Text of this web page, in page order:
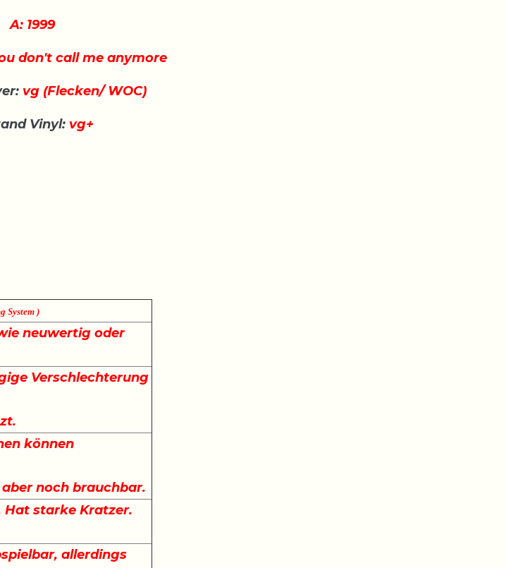
A: 1999
don't call me anymore
vg (Flecken/ WOC)
Vinyl: vg+
System )
neuwertig oder
Verschlechterung
können
noch brauchbar.
starke Kratzer.
allerdings